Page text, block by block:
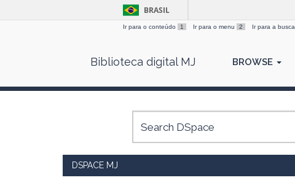
BRASIL
Ir para o conteúdo 1 Ir para o menu 2 Ir para a busca
Biblioteca digital MJ BROWSE
DSPACE MJ